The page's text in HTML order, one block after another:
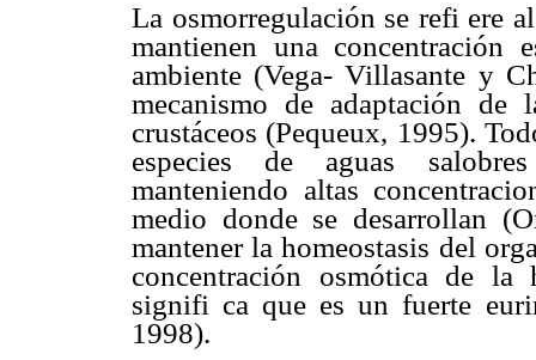
La osmorregulación se refi ere
mantienen una concentración
ambiente (Vega- Villasante y
mecanismo de adaptación de
crustáceos (Pequeux, 1995).
especies de aguas
manteniendo altas
medio donde se desarrollan
mantener la homeostasis del
concentración osmótica de la
signifi ca que es un fuerte
1998).